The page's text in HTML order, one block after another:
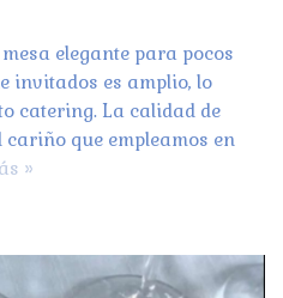
elegante para pocos
invitados es amplio, lo
catering. La calidad de
que empleamos en
»